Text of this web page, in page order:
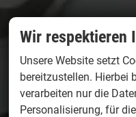
Wir respektieren
Unsere Website setzt
bereitzustellen. Hierbei
verarbeiten nur die
Personalisierung, für